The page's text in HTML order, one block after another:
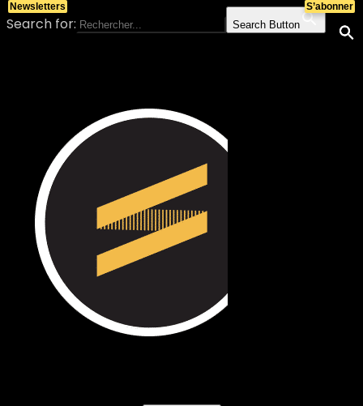
Search for: Search Button
S’abonner
Newsletters